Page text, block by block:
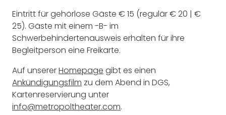
Eintritt für gehörlose Gäste € 15 (regulär € 20 | €
25). Gäste mit einem -B- im
Schwerbehindertenausweis erhalten für ihre
Begleitperson eine Freikarte.
Auf unsererHomepage gibt es einen
Ankündigungsfilm zu dem Abend in DGS,
Kartenreservierung unter
info@metropoltheater.com.